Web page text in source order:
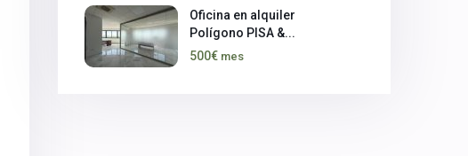
Oficina en alquiler
Polígono PISA &...
500€ mes